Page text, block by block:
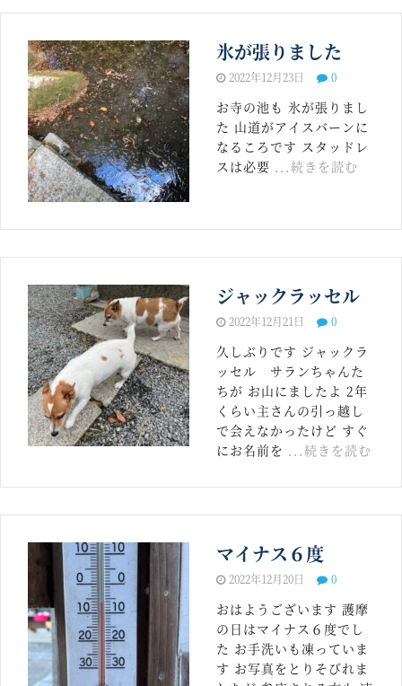
氷が張りました
2022年12月23日 0
お寺の池も 氷が張りまし
た 山道がアイスバーンに
なるころです スタッドレ
スは必要 ...続きを読む
ジャックラッセル
2022年12月21日 0
久しぶりです ジャックラ
ッセル サランちゃんた
ちが お山にましたよ 2年
くらい主さんの引っ越し
で会えなかったけど すぐ
にお名前を ...続きを読む
マイナス６度
2022年12月20日 0
おはようございます 護摩
の日はマイナス６度でし
た お手洗いも凍っていま
す お写真をとりそびれま